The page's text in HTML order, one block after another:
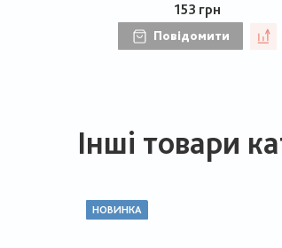
153 грн
Повідомити
Інші товари
НОВИНКА